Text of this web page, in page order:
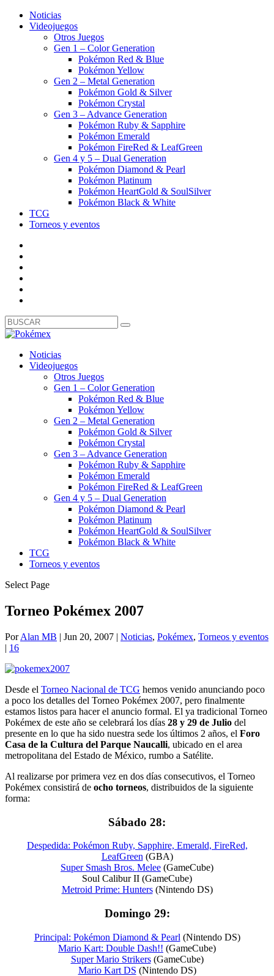
Noticias
Videojuegos
Otros Juegos
Gen 1 – Color Generation
Pokémon Red & Blue
Pokémon Yellow
Gen 2 – Metal Generation
Pokémon Gold & Silver
Pokémon Crystal
Gen 3 – Advance Generation
Pokémon Ruby & Sapphire
Pokémon Emerald
Pokémon FireRed & LeafGreen
Gen 4 y 5 – Dual Generation
Pokémon Diamond & Pearl
Pokémon Platinum
Pokémon HeartGold & SoulSilver
Pokémon Black & White
TCG
Torneos y eventos
Noticias
Videojuegos
Otros Juegos
Gen 1 – Color Generation
Pokémon Red & Blue
Pokémon Yellow
Gen 2 – Metal Generation
Pokémon Gold & Silver
Pokémon Crystal
Gen 3 – Advance Generation
Pokémon Ruby & Sapphire
Pokémon Emerald
Pokémon FireRed & LeafGreen
Gen 4 y 5 – Dual Generation
Pokémon Diamond & Pearl
Pokémon Platinum
Pokémon HeartGold & SoulSilver
Pokémon Black & White
TCG
Torneos y eventos
Select Page
Torneo Pokémex 2007
PorAlan MB | Jun 20, 2007 | Noticias, Pokémex, Torneos y eventos
| 16
Desde el Torneo Nacional de TCG hemos venido anunciando poco
a poco los detalles del Torneo Pokémex 2007, pero finalmente
estamos listos para hacer el anuncio formal. El ya tradicional Torneo
Pokémex de este año se celebrará los días 28 y 29 de Julio del
presente en lo que ha sido nuestra sede los últimos 2 años, el Foro
Casa de la Cultura del Parque Naucalli, ubicado en el area
metropolitana del Estado de México, rumbo a Satélite.
Al realizarse por primera vez en dos días consecutivos, el Torneo
Pokémex consistirá de ocho torneos, distribuidos de la siguiente
forma:
Sábado 28:
Despedida: Pokémon Ruby, Sapphire, Emerald, FireRed,
LeafGreen (GBA)
Super Smash Bros. Melee (GameCube)
Soul Calibur II (GameCube)
Metroid Prime: Hunters(Nintendo DS)
Domingo 29:
Principal: Pokémon Diamond & Pearl (Nintendo DS)
Mario Kart: Double Dash!! (GameCube)
Super Mario Strikers(GameCube)
Mario Kart DS (Nintendo DS)